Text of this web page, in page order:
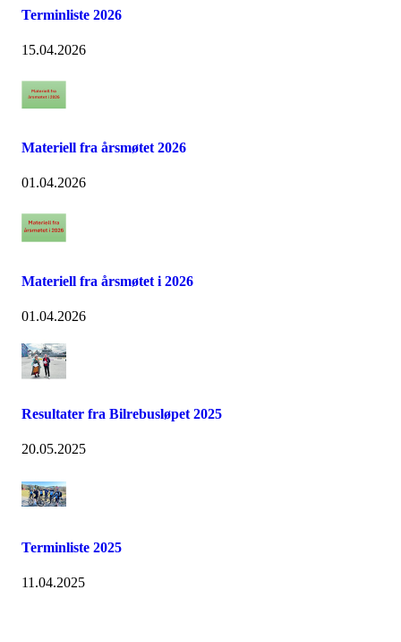
Terminliste 2026
15.04.2026
Materiell fra årsmøtet 2026
01.04.2026
Materiell fra årsmøtet i 2026
01.04.2026
Resultater fra Bilrebusløpet 2025
20.05.2025
Terminliste 2025
11.04.2025